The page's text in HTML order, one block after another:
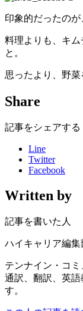
印象的だったのが
料理よりも、キ
と。
思ったより、野菜
Share
記事をシェアする
Line
Twitter
Facebook
Written by
記事を書いた人
ハイキャリア編集
テンナイン・コミ
通訳、翻訳、英
す。